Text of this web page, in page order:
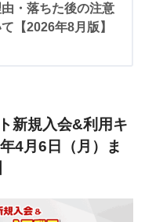
・落ちた後の注意
【2026年8月版】
新規入会&利用キ
4月6日（月）ま